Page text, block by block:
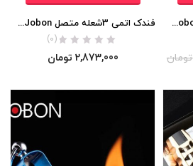
فندک اتمی طرح دار Jobon Torch (تک شعله/بلند) اورجینال
تومان
فندک اتمی 3شعله متصل Jobon اورجینال
(0)
2,873,000 تومان